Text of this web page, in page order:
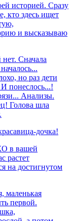
историей. Сразу
кто здесь ищет
и высказываю
Сначала
но раз дети
И понеслось...!
Анализы.
Голова шла
дочка!
в вашей
растет
на достигнутом
маленькая
первой.